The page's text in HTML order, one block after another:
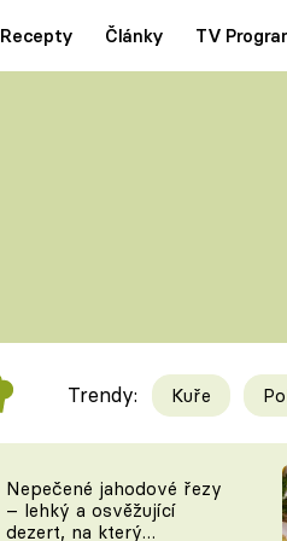
Recepty Články TV
Videorecepty
TEĎ VAŘÍ ŠÉF!
Trendy: Kuře
Nepečené jahodové řezy
– lehký a osvěžující
dezert, na který